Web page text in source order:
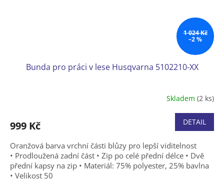
1 024 Kč
–2 %
Bunda pro práci v lese Husqvarna 5102210-XX
Skladem (2 ks)
999 Kč DETAIL
Oranžová barva vrchní části blůzy pro lepší viditelnost
• Prodloužená zadní část • Zip po celé přední délce • Dvě
přední kapsy na zip • Materiál: 75% polyester, 25% bavlna
• Velikost 50